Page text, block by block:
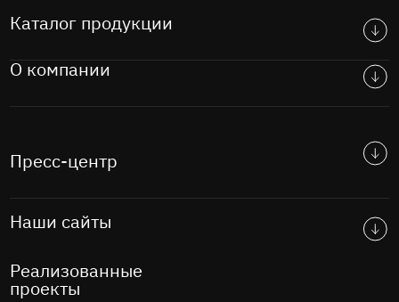
Каталог продукции
О компании
Пресс-центр
Наши сайты
Реализованные
проекты